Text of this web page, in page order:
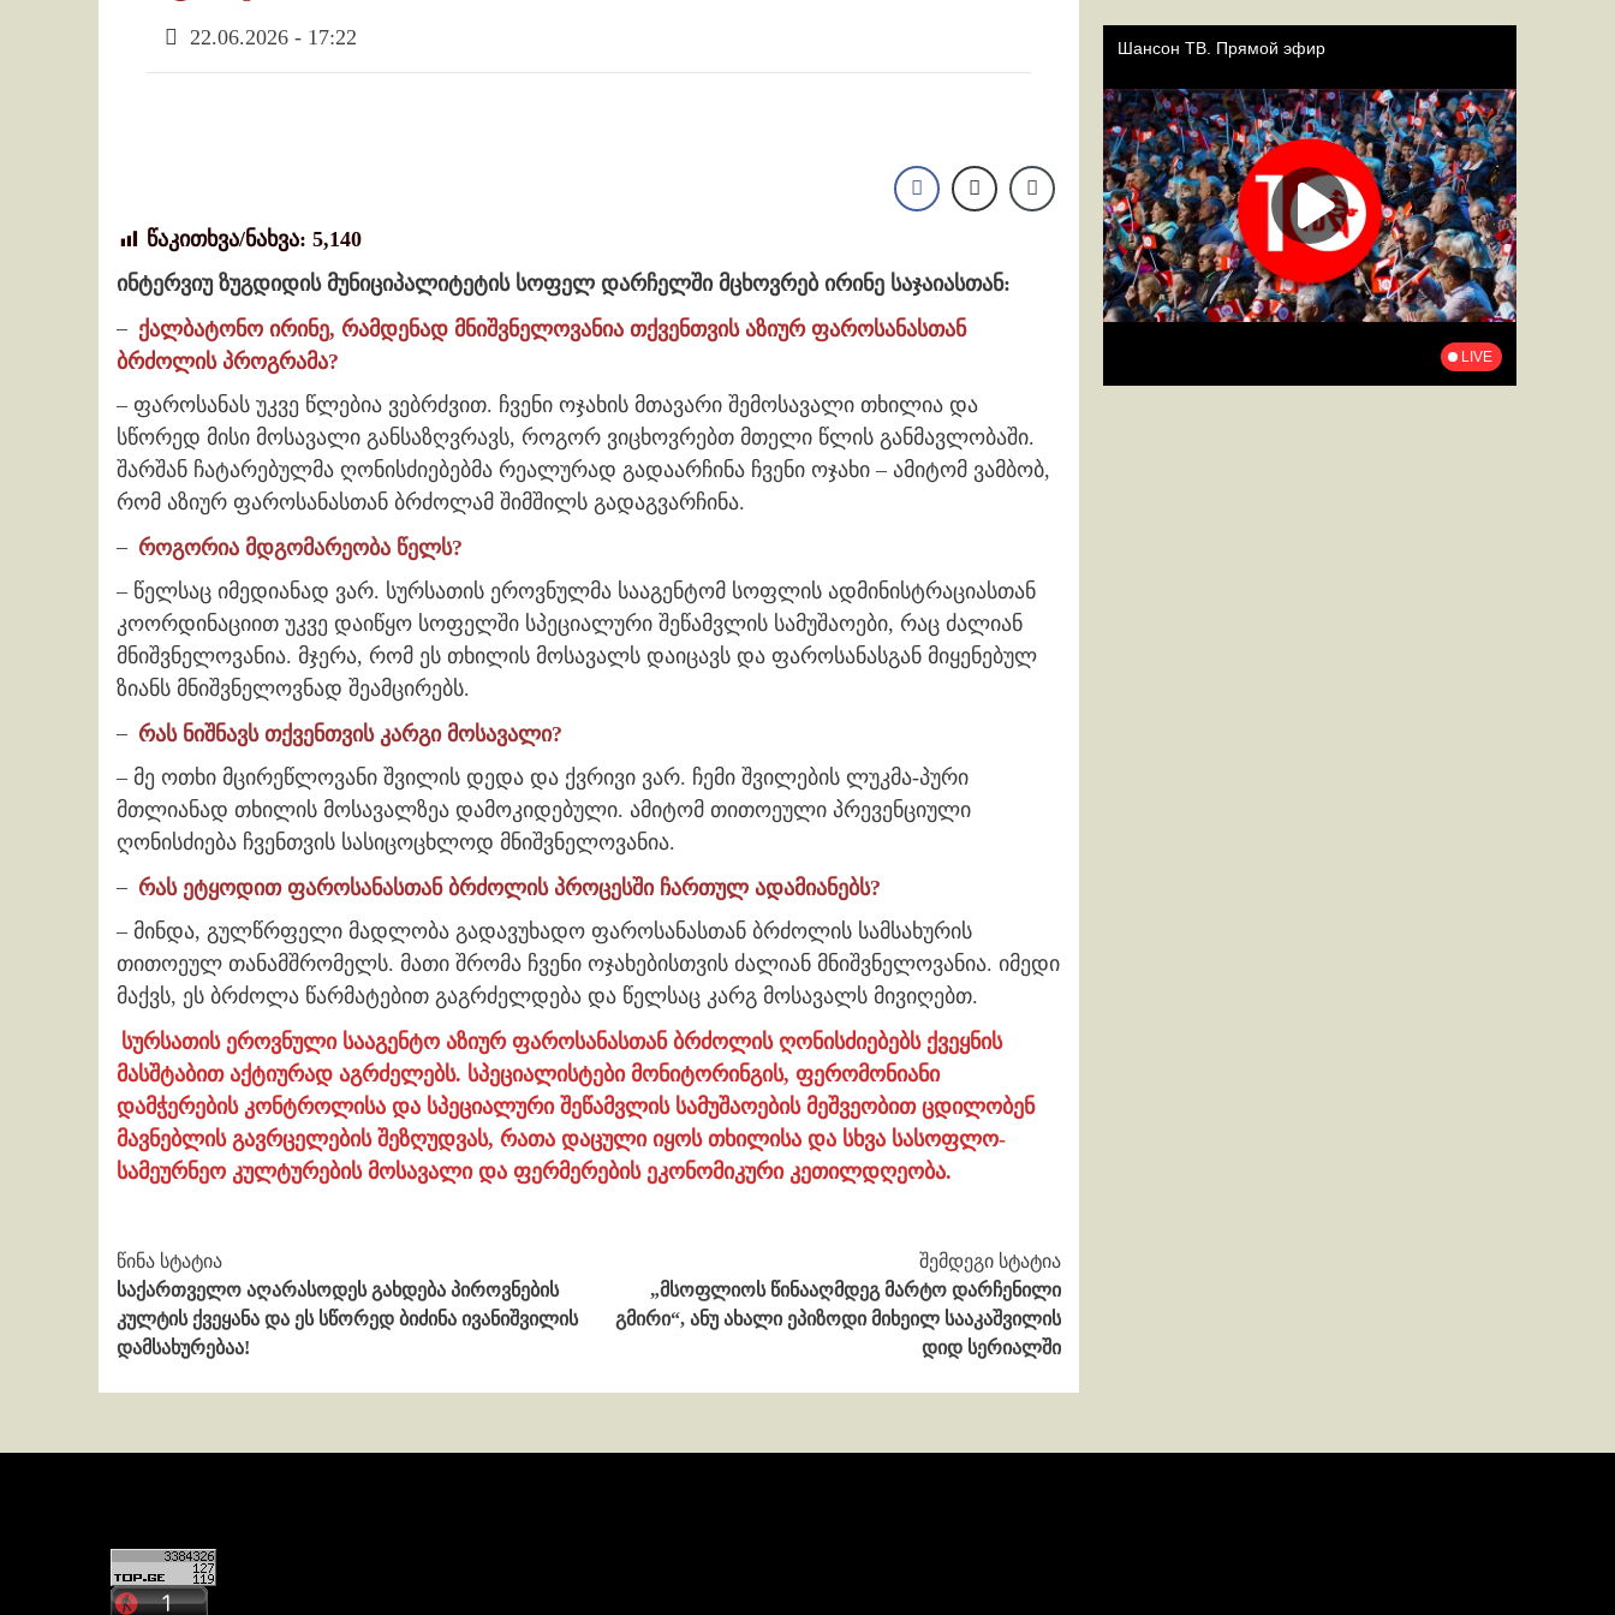
22.06.2026 - 17:22
წაკითხვა/ნახვა: 5,140
ინტერვიუ ზუგდიდის მუნიციპალიტეტის სოფელ დარჩელში მცხოვრებ ირინე საჯაიასთან:
– ქალბატონო ირინე, რამდენად მნიშვნელოვანია თქვენთვის აზიურ ფაროსანასთან
ბრძოლის პროგრამა?
– ფაროსანას უკვე წლებია ვებრძვით. ჩვენი ოჯახის მთავარი შემოსავალი თხილია და
სწორედ მისი მოსავალი განსაზღვრავს, როგორ ვიცხოვრებთ მთელი წლის განმავლობაში.
შარშან ჩატარებულმა ღონისძიებებმა რეალურად გადაარჩინა ჩვენი ოჯახი – ამიტომ ვამბობ,
რომ აზიურ ფაროსანასთან ბრძოლამ შიმშილს გადაგვარჩინა.
– როგორია მდგომარეობა წელს?
– წელსაც იმედიანად ვარ. სურსათის ეროვნულმა სააგენტომ სოფლის ადმინისტრაციასთან
კოორდინაციით უკვე დაიწყო სოფელში სპეციალური შეწამვლის სამუშაოები, რაც ძალიან
მნიშვნელოვანია. მჯერა, რომ ეს თხილის მოსავალს დაიცავს და ფაროსანასგან მიყენებულ
ზიანს მნიშვნელოვნად შეამცირებს.
– რას ნიშნავს თქვენთვის კარგი მოსავალი?
– მე ოთხი მცირეწლოვანი შვილის დედა და ქვრივი ვარ. ჩემი შვილების ლუკმა-პური
მთლიანად თხილის მოსავალზეა დამოკიდებული. ამიტომ თითოეული პრევენციული
ღონისძიება ჩვენთვის სასიცოცხლოდ მნიშვნელოვანია.
– რას ეტყოდით ფაროსანასთან ბრძოლის პროცესში ჩართულ ადამიანებს?
– მინდა, გულწრფელი მადლობა გადავუხადო ფაროსანასთან ბრძოლის სამსახურის
თითოეულ თანამშრომელს. მათი შრომა ჩვენი ოჯახებისთვის ძალიან მნიშვნელოვანია. იმედი
მაქვს, ეს ბრძოლა წარმატებით გაგრძელდება და წელსაც კარგ მოსავალს მივიღებთ.
სურსათის ეროვნული სააგენტო აზიურ ფაროსანასთან ბრძოლის ღონისძიებებს ქვეყნის
მასშტაბით აქტიურად აგრძელებს. სპეციალისტები მონიტორინგის, ფერომონიანი
დამჭერების კონტროლისა და სპეციალური შეწამვლის სამუშაოების მეშვეობით ცდილობენ
მავნებლის გავრცელების შეზღუდვას, რათა დაცული იყოს თხილისა და სხვა სასოფლო-
სამეურნეო კულტურების მოსავალი და ფერმერების ეკონომიკური კეთილდღეობა.
Continue
Reading
წინა სტატია
საქართველო აღარასოდეს გახდება პიროვნების
კულტის ქვეყანა და ეს სწორედ ბიძინა ივანიშვილის
დამსახურებაა!
შემდეგი სტატია
„მსოფლიოს წინააღმდეგ მარტო დარჩენილი
გმირი“, ანუ ახალი ეპიზოდი მიხეილ სააკაშვილის
დიდ სერიალში